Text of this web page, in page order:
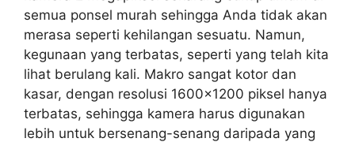
semua ponsel murah sehingga Anda tidak akan
merasa seperti kehilangan sesuatu. Namun,
kegunaan yang terbatas, seperti yang telah kita
lihat berulang kali. Makro sangat kotor dan
kasar, dengan resolusi 1600×1200 piksel hanya
terbatas, sehingga kamera harus digunakan
lebih untuk bersenang-senang daripada yang